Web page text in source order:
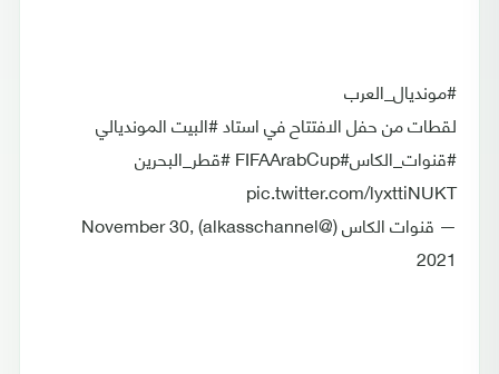
#مونديال_العرب
لقطات من حفل الافتتاح في استاد #البيت المونديالي
#قنوات_الكاس#FIFAArabCup #قطر_البحرين
pic.twitter.com/lyxttiNUKT
— قنوات الكاس (@alkasschannel) November 30,
2021